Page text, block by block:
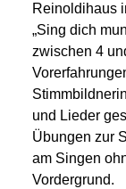
Reinoldihaus
„Sing dich
zwischen 4
und Lieder
Übungen zur
am Singen
Vordergrund.